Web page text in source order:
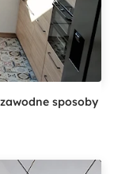
sposoby